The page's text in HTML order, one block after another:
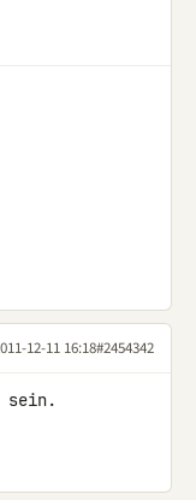
12-11 16:18#2454342
sein.